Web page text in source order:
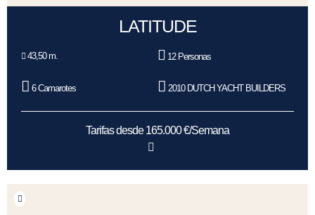
LATITUDE
43,50 m. 12 Personas
6 Camarotes 2010 DUTCH YACHT BUILDERS
Tarifas desde 165.000 €/Semana